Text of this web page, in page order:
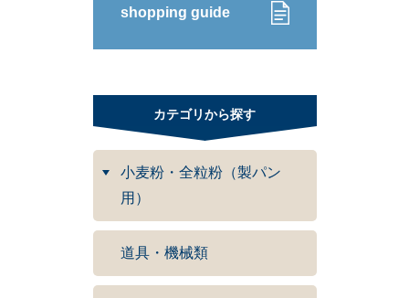
shopping guide
カテゴリから探す
小麦粉・全粒粉（製パン
用）
道具・機械類